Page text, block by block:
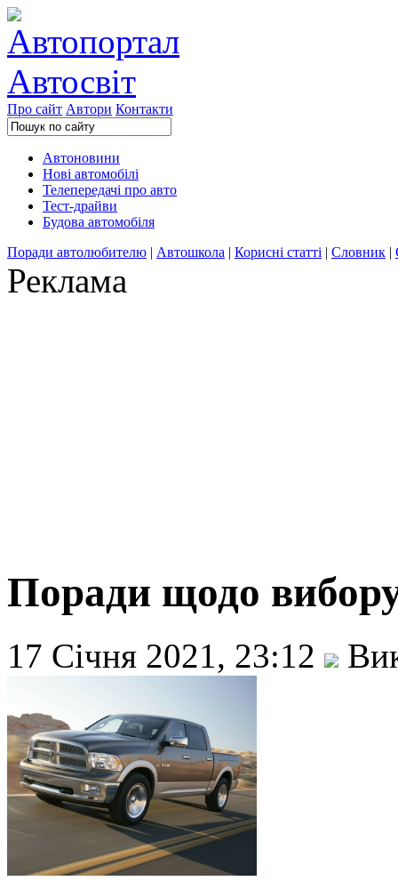
Про сайт Автори Контакти
Автоновини
Нові автомобілі
Телепередачі про авто
Тест-драйви
Будова автомобіля
Поради автолюбителю | Автошкола | Корисні статті | Словник |
Реклама
Поради щодо
17 Січня 2021, 23:12